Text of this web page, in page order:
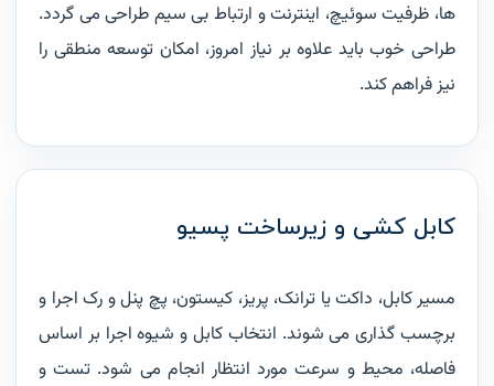
ها، ظرفیت سوئیچ، اینترنت و ارتباط بی سیم طراحی می گردد.
طراحی خوب باید علاوه بر نیاز امروز، امکان توسعه منطقی را
نیز فراهم کند.
کابل کشی و زیرساخت پسیو
مسیر کابل، داکت یا ترانک، پریز، کیستون، پچ پنل و رک اجرا و
برچسب گذاری می شوند. انتخاب کابل و شیوه اجرا بر اساس
فاصله، محیط و سرعت مورد انتظار انجام می شود. تست و